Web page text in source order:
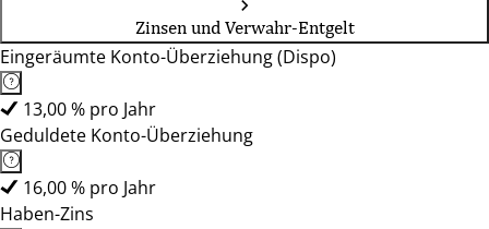
Zinsen und Verwahr-Entgelt
Eingeräumte Konto-Überziehung (Dispo)
13,00 % pro Jahr
Geduldete Konto-Überziehung
16,00 % pro Jahr
Haben-Zins